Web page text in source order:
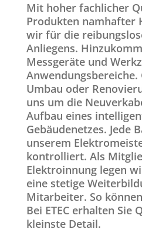
Mit hoher fachlicher
Produkten namhafter
wir für die
Anliegens.
Messgeräte und
Anwendungsbereiche.
Umbau oder
uns um die
Aufbau eines
Gebäudenetzes. Jede
unserem
kontrolliert. Als
Elektroinnung legen
eine stetige
Mitarbeiter. So
Bei ETEC erhalten Sie
kleinste Detail.